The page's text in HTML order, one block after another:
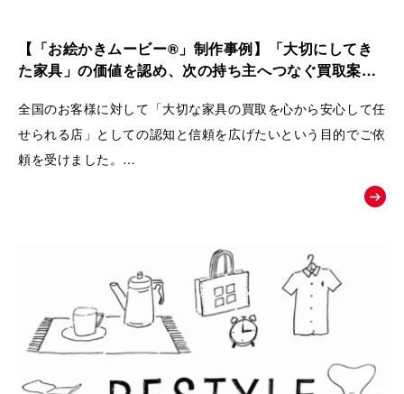
【「お絵かきムービー®」制作事例】「大切にしてき
た家具」の価値を認め、次の持ち主へつなぐ買取案内
全国のお客様に対して「大切な家具の買取を心から安心して任
せられる店」としての認知と信頼を広げたいという目的でご依
頼を受けました。
ただの中古品として買い叩くのではなく、家具が持つ歴史やお
りとおもてなしの姿勢を広く理解してもらうために動画が制作